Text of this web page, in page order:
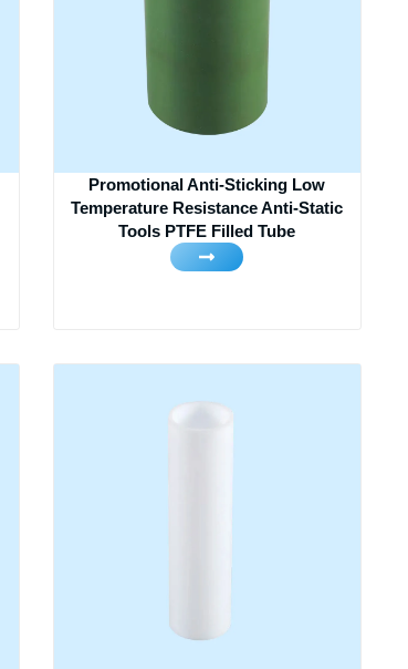
Promotional Anti-Sticking Low
Temperature Resistance Anti-Static
Tools PTFE Filled Tube